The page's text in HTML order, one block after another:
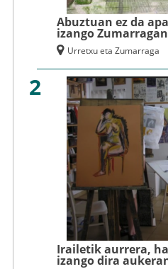
Abuztuan ez da
izango Zumarragan
Urretxu eta Zumarraga
2
Irailetik aurrera,
izango dira